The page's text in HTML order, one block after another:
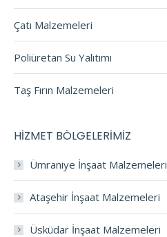
Çatı Malzemeleri
Poliüretan Su Yalıtımı
Taş Fırın Malzemeleri
HİZMET BÖLGELERİMİZ
Ümraniye İnşaat Malzemeleri
Ataşehir İnşaat Malzemeleri
Üsküdar İnşaat Malzemeleri